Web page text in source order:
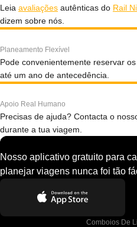
Leia avaliações autênticas do Rail
dizem sobre nós.
Planeamento Flexível
Pode convenientemente reservar
até um ano de antecedência.
Apoio Real Humano
Precisas de ajuda? Contacta o
durante a tua viagem.
Nosso aplicativo gratuito para
planejar viagens nunca foi tão
Comboios De